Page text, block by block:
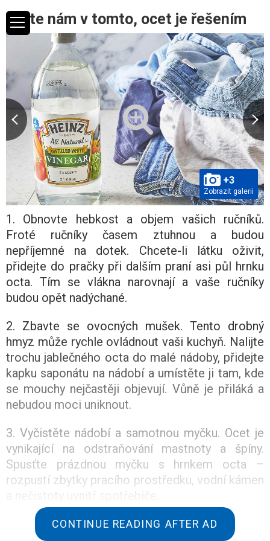
Věřte nám v tomto, ocet je řešením
+3
Zobrazit galerii
1. Obnovte hebkost a objem vašich ručníků.
Froté ručníky časem ztuhnou a budou
nepříjemné na dotek. Chcete-li látku oživit,
přidejte do pračky při dalším praní asi půl hrnku
octa. Tím se vlákna narovnají a vaše ručníky
budou opět nadýchané.
2. Zbavte se ovocných mušek. Tento drobný
hmyz může rychle ovládnout vaši kuchyň. Nalijte
trochu jablečného octa do malé nádoby, přidejte
kapku saponátu na nádobí a umístěte ji tam, kde
se mouchy nejčastěji objevují. Vůně je přiláká a
nebudou moci uniknout.
3. Vyčistěte nádobí a samotnou myčku. Ocet je
vynikající na odstraňování mastnoty a špíny.
Spusťte prázdnou myčku s hrnkem octa –
rozpustí zbytky pracího prostředku, vodní kámen
4. Odstraňte zápach z drtiče odpadu. Zmrazte
CONTINUE READING AFTER AD